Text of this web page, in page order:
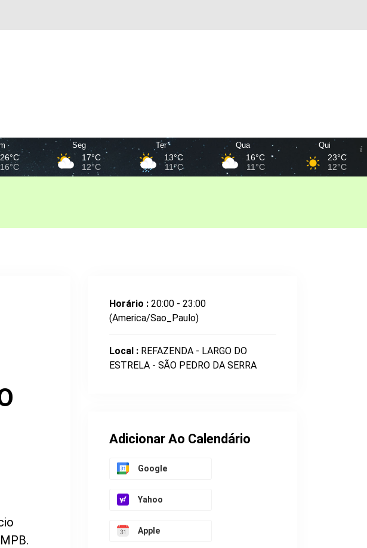
26°C
16°C
Seg
17°C
12°C
Ter
13°C
11°C
Qua
16°C
11°C
Qui
23°C
12°C
Horário : 20:00 - 23:00
(America/Sao_Paulo)
Local : REFAZENDA - LARGO DO
ESTRELA - SÃO PEDRO DA SERRA
Adicionar Ao Calendário
Google
Yahoo
Apple